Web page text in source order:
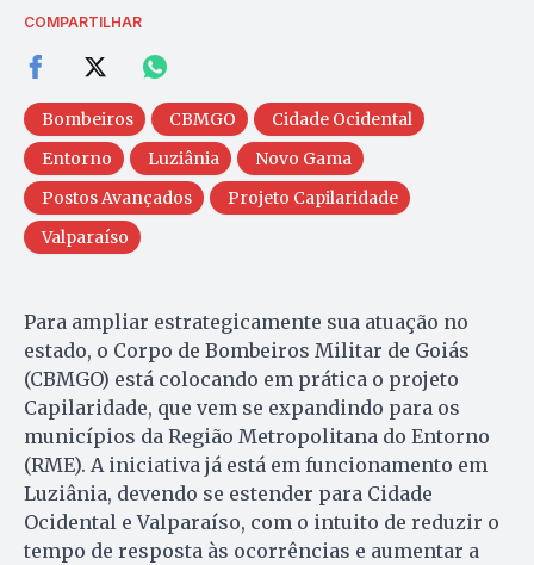
COMPARTILHAR
Bombeiros CBMGO
Cidade Ocidental
Entorno
Luziânia
Novo Gama
Postos Avançados
Projeto Capilaridade
Valparaíso
Para ampliar estrategicamente sua atuação no
estado, o Corpo de Bombeiros Militar de Goiás
(CBMGO) está colocando em prática o projeto
Capilaridade, que vem se expandindo para os
municípios da Região Metropolitana do Entorno
(RME). A iniciativa já está em funcionamento em
Luziânia, devendo se estender para Cidade
Ocidental e Valparaíso, com o intuito de reduzir o
tempo de resposta às ocorrências e aumentar a